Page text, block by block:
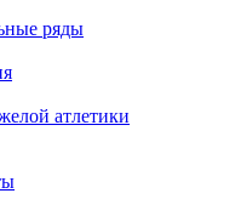
ряды
атлетики